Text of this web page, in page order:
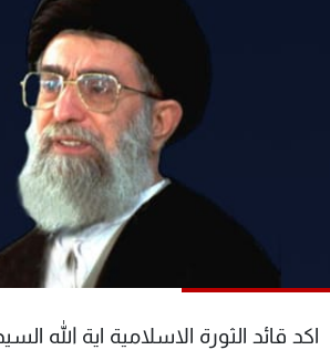
اكد قائد الثورة الاسلامية اية الله
فن
رياضة
البرامج
جدول البرامج
الترددات